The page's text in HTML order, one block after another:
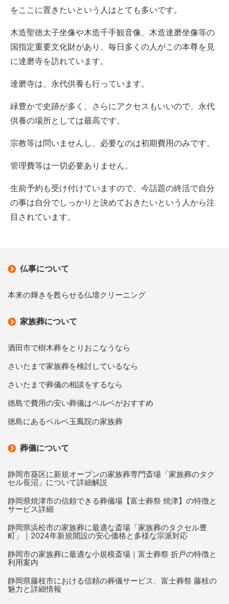
をここに置きたいという人はとても多いです。
木造聖徳太子坐像や木造千手観音像、木造達磨坐像等の
国指定重要文化財があり、毎日多くの人がこの本尊を見
に達磨寺を訪れています。
達磨寺は、永代供養も行っています。
緑豊かで史跡が多く、さらにアクセスもいいので、永代
供養の場所としては最高です。
宗教等は問いませんし、必要なのは初期費用のみです。
管理費等は一切必要ありません。
生前予約も受け付けていますので、今話題の終活で自分
の事は自分でしっかりと決めておきたいという人から注
目されています。
仏事について
本来の輝きを甦らせる仏壇クリーニング
家族葬について
酒田市で樹木葬をとりおこなうなら
さいたまで家族葬を検討しているなら
さいたまで葬儀の相談をするなら
徳島で費用の安い葬儀はベルベがおすすめ
徳島にあるベルベ玉鳳院の家族葬
葬儀について
静岡市葵区に新規オープンの家族葬専門斎場「家族葬のタク
セル長沼」について詳細解説
静岡県焼津市の信頼できる葬儀場【富士葬祭 焼津】の特徴と
サービス詳細
静岡県浜松市の家族葬に最適な斎場「家族葬のタクセル豊
町」｜2024年新規開設の安心価格と多様な宗派対応
静岡市の家族葬に最適な小規模斎場｜富士葬祭 折戸の特徴と
利用案内
静岡県藤枝市における信頼の葬儀サービス、富士葬祭 藤枝の
魅力と詳細情報